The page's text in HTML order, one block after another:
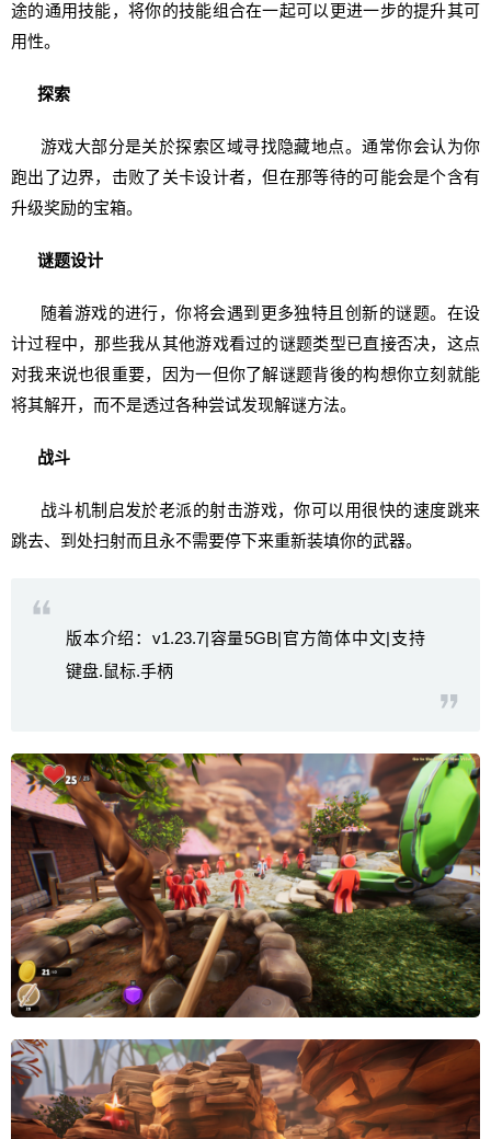
途的通用技能，将你的技能组合在一起可以更进一步的提升其可
用性。
探索
游戏大部分是关於探索区域寻找隐藏地点。通常你会认为你
跑出了边界，击败了关卡设计者，但在那等待的可能会是个含有
升级奖励的宝箱。
谜题设计
随着游戏的进行，你将会遇到更多独特且创新的谜题。在设
计过程中，那些我从其他游戏看过的谜题类型已直接否决，这点
对我来说也很重要，因为一但你了解谜题背後的构想你立刻就能
将其解开，而不是透过各种尝试发现解谜方法。
战斗
战斗机制启发於老派的射击游戏，你可以用很快的速度跳来
跳去、到处扫射而且永不需要停下来重新装填你的武器。
版本介绍：v1.23.7|容量5GB|官方简体中文|支持
键盘.鼠标.手柄